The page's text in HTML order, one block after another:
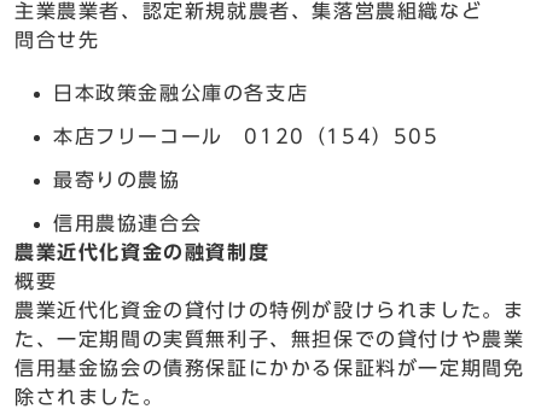
主業農業者、認定新規就農者、集落営農組織など
問合せ先
日本政策金融公庫の各支店
本店フリーコール 0120（154）505
最寄りの農協
信用農協連合会
農業近代化資金の融資制度
概要
農業近代化資金の貸付けの特例が設けられました。ま
た、一定期間の実質無利子、無担保での貸付けや農業
信用基金協会の債務保証にかかる保証料が一定期間免
除されました。